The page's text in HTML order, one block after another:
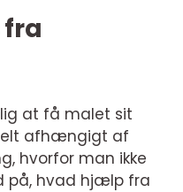
at få malet sit
afhængigt af
hvorfor man ikke
på, hvad hjælp fra